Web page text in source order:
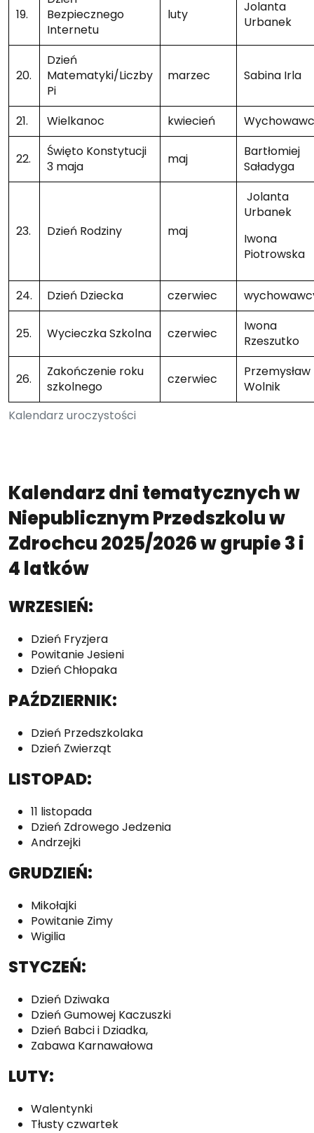
Kalendarz uroczystości
19.
Bezpiecznego
Internetu
luty
Jolanta
Urbanek
20.
Dzień
Matematyki/Liczby
Pi
marzec Sabina Irla
21. Wielkanoc kwiecień
22.
Święto Konstytucji
3 maja
maj
Bartłomiej
Saładyga
23. Dzień Rodziny maj
Jolanta
Urbanek
Iwona
Piotrowska
24. Dzień Dziecka czerwiec
25. Wycieczka Szkolna czerwiec
Iwona
Rzeszutko
26.
Zakończenie roku
szkolnego
czerwiec
Przemysław
Wolnik
Kalendarz dni tematycznych w
Niepublicznym Przedszkolu w
Zdrochcu 2025/2026 w grupie 3 i
4 latków
WRZESIEŃ:
Dzień Fryzjera
Powitanie Jesieni
Dzień Chłopaka
PAŹDZIERNIK:
Dzień Przedszkolaka
Dzień Zwierząt
LISTOPAD:
11 listopada
Dzień Zdrowego Jedzenia
Andrzejki
GRUDZIEŃ:
Mikołajki
Powitanie Zimy
Wigilia
STYCZEŃ:
Dzień Dziwaka
Dzień Gumowej Kaczuszki
Dzień Babci i Dziadka,
Zabawa Karnawałowa
LUTY:
Walentynki
Tłusty czwartek